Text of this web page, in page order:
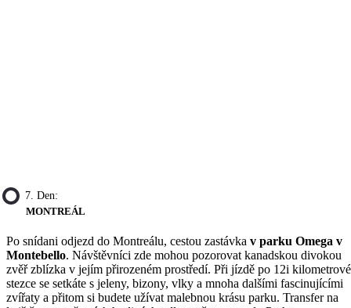
7. Den:
MONTREÁL
Po snídani odjezd do Montreálu, cestou zastávka v parku Omega v
Montebello. Návštěvníci zde mohou pozorovat kanadskou divokou
zvěř zblízka v jejím přirozeném prostředí. Při jízdě po 12i kilometrové
stezce se setkáte s jeleny, bizony, vlky a mnoha dalšími fascinujícími
zvířaty a přitom si budete užívat malebnou krásu parku. Transfer na